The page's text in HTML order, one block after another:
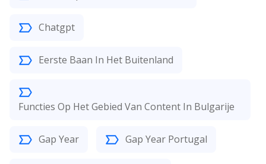
Chatgpt
Eerste Baan In Het Buitenland
Functies Op Het Gebied Van Content In Bulgarije
Gap Year Gap Year Portugal